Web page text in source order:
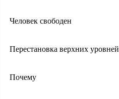
Человек свободен
Перестановка верхних уровней
Почему